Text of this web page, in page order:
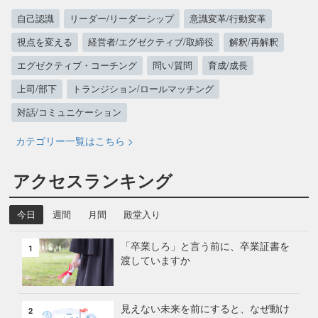
自己認識 リーダー/リーダーシップ
意識変革/行動変革
視点を変える
経営者/エグゼクティブ/取締役
解釈/再解釈
エグゼクティブ・コーチング
問い/質問
育成/成長
上司/部下
トランジション/ロールマッチング
対話/コミュニケーション
カテゴリー一覧はこちら >
アクセスランキング
今日 週間 月間 殿堂入り
1
「卒業しろ」と言う前に、卒業証書を
渡していますか
2
見えない未来を前にすると、なぜ動け